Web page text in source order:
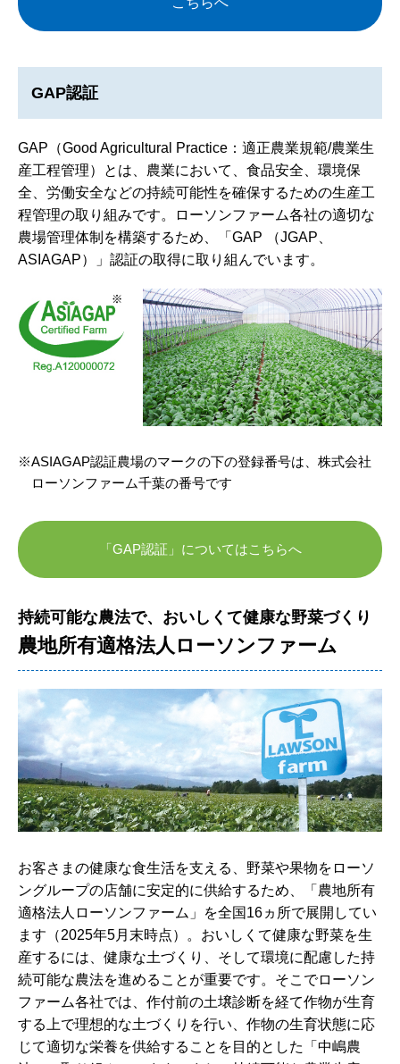
GAP認証
GAP（Good Agricultural Practice：適正農業規範/農業生
産工程管理）とは、農業において、食品安全、環境保
全、労働安全などの持続可能性を確保するための生産工
程管理の取り組みです。ローソンファーム各社の適切な
農場管理体制を構築するため、「GAP （JGAP、
ASIAGAP）」認証の取得に取り組んでいます。
ASIAGAP認証農場のマークの下の登録番号は、株式会社
ローソンファーム千葉の番号です
「GAP認証」についてはこちらへ
持続可能な農法で、おいしくて健康な野菜づくり
農地所有適格法人ローソンファーム
お客さまの健康な食生活を支える、野菜や果物をローソ
ングループの店舗に安定的に供給するため、「農地所有
適格法人ローソンファーム」を全国16ヵ所で展開してい
ます（2025年5月末時点）。おいしくて健康な野菜を生
産するには、健康な土づくり、そして環境に配慮した持
続可能な農法を進めることが重要です。そこでローソン
ファーム各社では、作付前の土壌診断を経て作物が生育
する上で理想的な土づくりを行い、作物の生育状態に応
じて適切な栄養を供給することを目的とした「中嶋農